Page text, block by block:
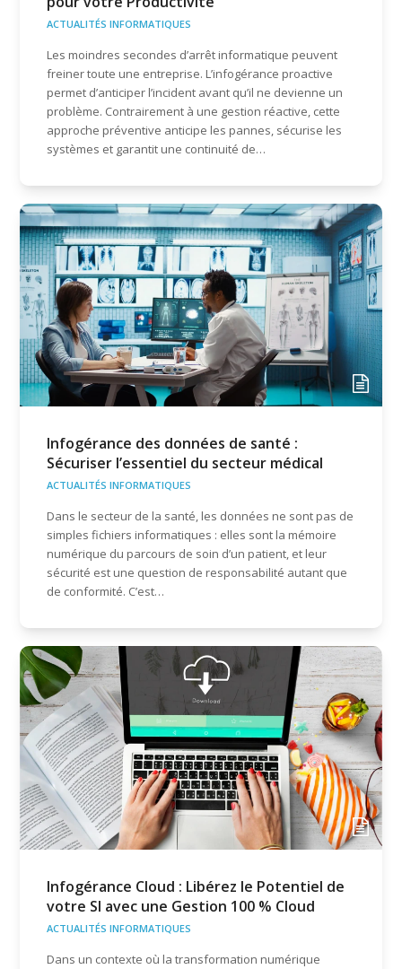
ACTUALITÉS INFORMATIQUES
Les moindres secondes d’arrêt informatique peuvent
freiner toute une entreprise. L’infogérance proactive
permet d’anticiper l’incident avant qu’il ne devienne un
problème. Contrairement à une gestion réactive, cette
approche préventive anticipe les pannes, sécurise les
systèmes et garantit une continuité de…
Infogérance des données de santé :
Sécuriser l’essentiel du secteur médical
ACTUALITÉS INFORMATIQUES
Dans le secteur de la santé, les données ne sont pas de
simples fichiers informatiques : elles sont la mémoire
numérique du parcours de soin d’un patient, et leur
sécurité est une question de responsabilité autant que
de conformité. C’est…
Infogérance Cloud : Libérez le Potentiel de
votre SI avec une Gestion 100 % Cloud
ACTUALITÉS INFORMATIQUES
Dans un contexte où la transformation numérique